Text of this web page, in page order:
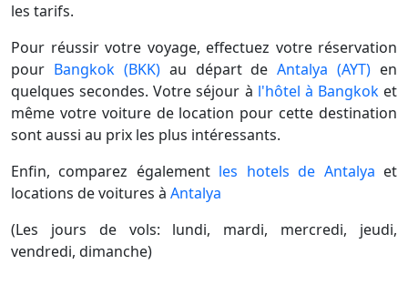
les tarifs.
Pour réussir votre voyage, effectuez votre réservation
pour Bangkok (BKK)au départ deAntalya (AYT) en
quelques secondes. Votre séjour à l'hôtel à Bangkoket
même votre voiture de location pour cette destination
sont aussi au prix les plus intéressants.
Enfin, comparez également les hotels de Antalya et
locations de voitures à Antalya
(Les jours de vols: lundi, mardi, mercredi, jeudi,
vendredi, dimanche)